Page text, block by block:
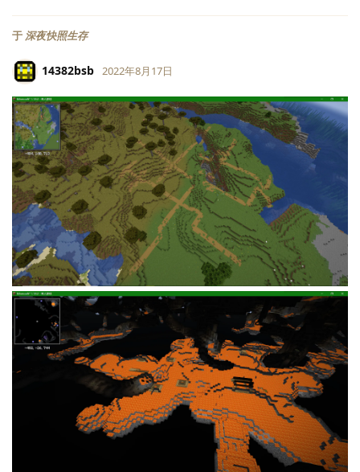
于 深夜快照生存
14382bsb
LV.118
2022年8月17日